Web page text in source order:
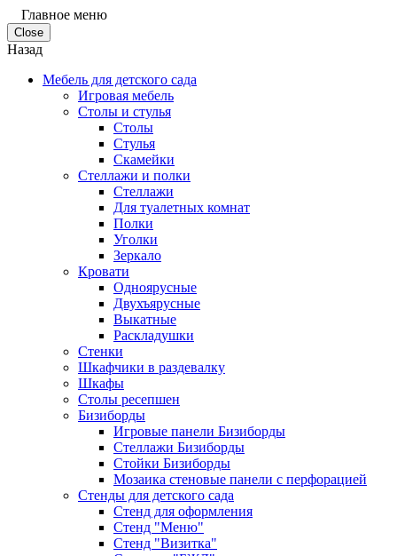
Главное меню
Close
Назад
Мебель для детского сада
Игровая мебель
Столы и стулья
Столы
Стулья
Скамейки
Стеллажи и полки
Стеллажи
Для туалетных комнат
Полки
Уголки
Зеркало
Кровати
Одноярусные
Двухъярусные
Выкатные
Раскладушки
Стенки
Шкафчики в раздевалку
Шкафы
Столы ресепшен
Бизиборды
Игровые панели Бизиборды
Стеллажи Бизиборды
Стойки Бизиборды
Мозаика стеновые панели с перфорацией
Стенды для детского сада
Стенд для оформления
Стенд "Меню"
Стенд "Визитка"